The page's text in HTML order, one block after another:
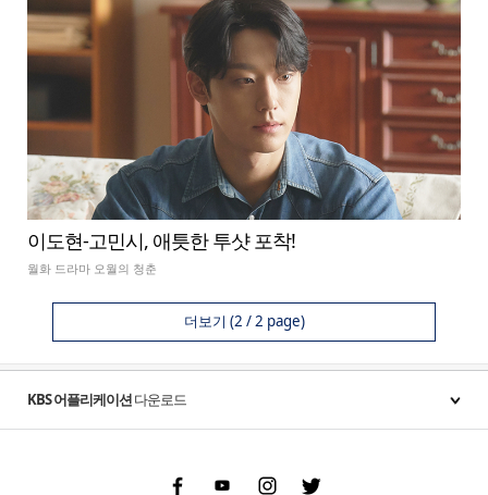
이도현-고민시, 애틋한 투샷 포착!
월화 드라마 오월의 청춘
더보기 (2 / 2 page)
KBS 어플리케이션다운로드
FacebookYoutubeInstgram